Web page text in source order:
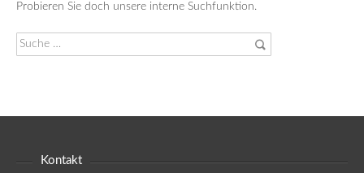
Probieren Sie doch unsere interne Suchfunktion.
Suche
nach:
Kontakt